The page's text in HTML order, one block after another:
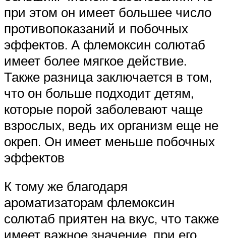
при этом он имеет большее число
противопоказаний и побочных
эффектов. А флемоксин солютаб
имеет более мягкое действие.
Также разница заключается в том,
что он больше подходит детям,
которые порой заболевают чаще
взрослых, ведь их организм еще не
окреп. Он имеет меньше побочных
эффектов
К тому же благодаря
ароматизаторам флемоксин
солютаб приятен на вкус, что также
имеет важное значение, при его